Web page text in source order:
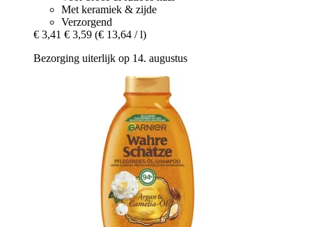
Met keramiek & zijde
Verzorgend
€ 3,41 € 3,59 (€ 13,64 / l)
Bezorging uiterlijk op 14. augustus